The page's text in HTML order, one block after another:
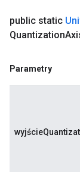
public static
Quantization
Parametry